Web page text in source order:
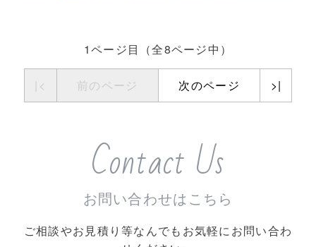
1ページ目（全8ページ中）
|< 前のページ 次のページ >|
Contact Us
お問い合わせはこちら
ご相談やお見積り等なんでもお気軽にお問い合わ